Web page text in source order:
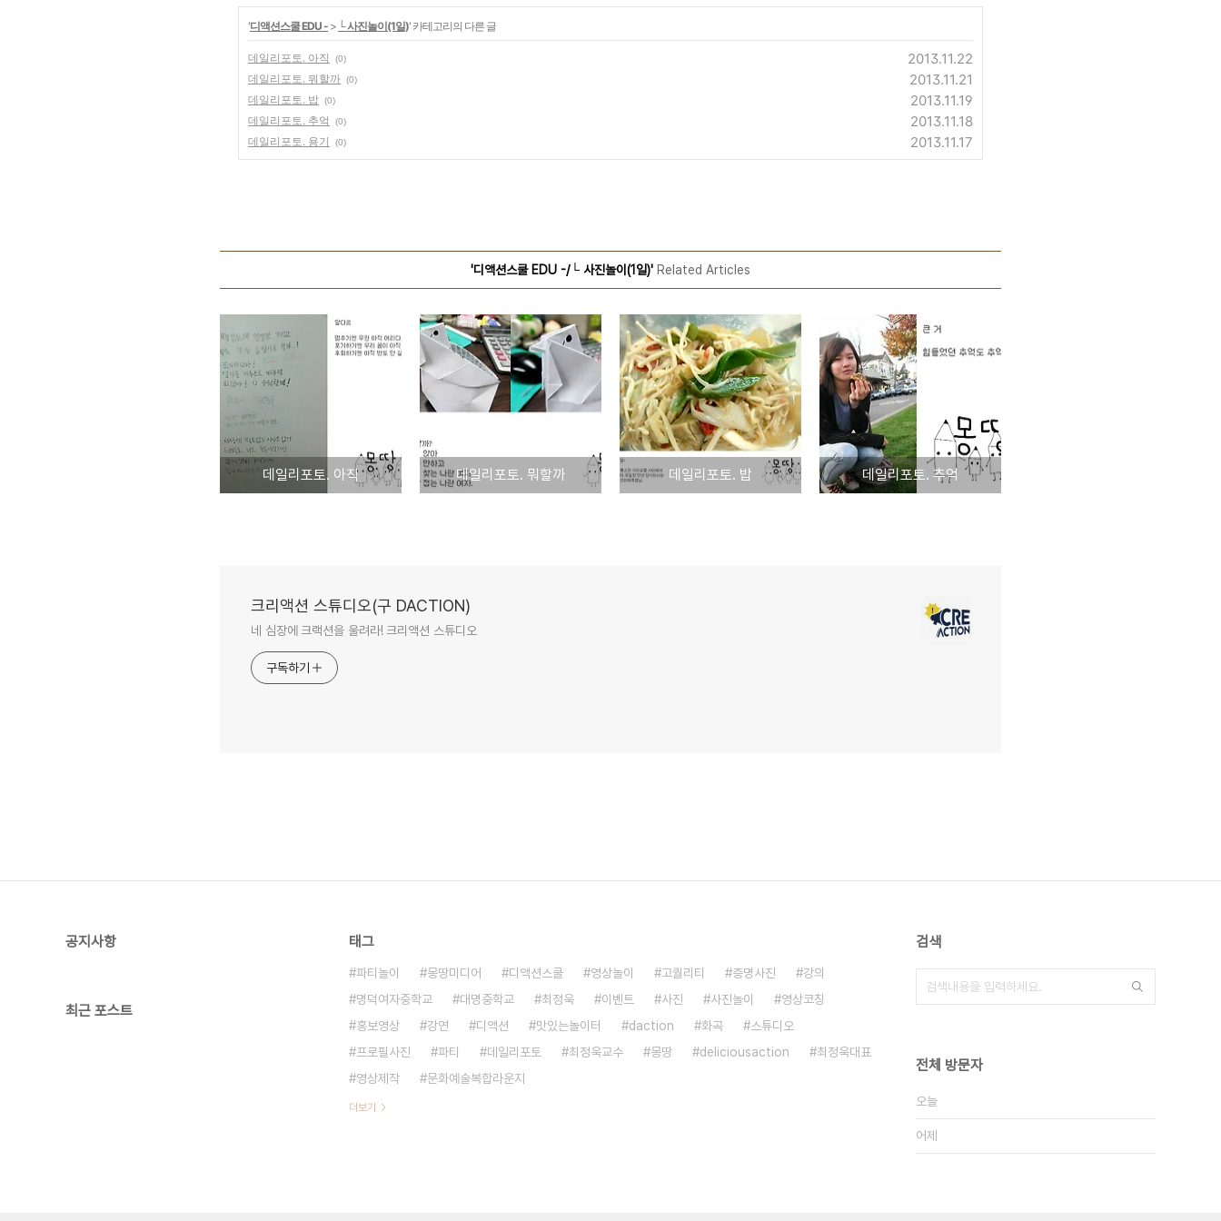
'디액션스쿨 EDU - > └ 사진놀이(1일)' 카테고리의 다른 글
데일리포토. 아직 (0) 2013.11.22
데일리포토. 뭐할까 (0) 2013.11.21
데일리포토. 밥 (0) 2013.11.19
데일리포토. 추억 (0) 2013.11.18
데일리포토. 용기 (0) 2013.11.17
'디액션스쿨 EDU -/└ 사진놀이(1일)' Related Articles
데일리포토. 아직 데일리포토. 뭐할까 데일리포토. 밥 데일리포토. 추억
크리액션 스튜디오(구 DACTION)
네 심장에 크랙션을 울려라! 크리액션 스튜디오
구독하기
공지사항
최근 포스트
태그
파티놀이 몽땅미디어 디액션스쿨 영상놀이 고퀄리티 증명사진
강의
명덕여자중학교
대명중학교 최정욱 이벤트 사진 사진놀이
영상코칭
홍보영상
강연 디액션 맛있는놀이터 daction 화곡
스튜디오
프로필사진
파티 데일리포토 최정욱교수 몽땅 deliciousaction
최정욱대표
영상제작
문화예술복합라운지
더보기
검색
전체 방문자
오늘
어제